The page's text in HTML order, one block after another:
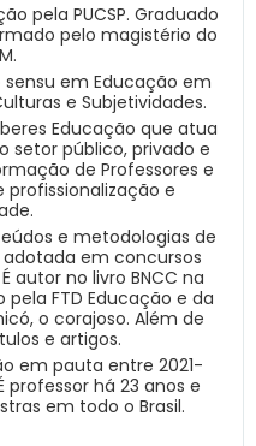
pela PUCSP. Graduado
pelo magistério do
em Educação em
e Subjetividades.
Educação que atua
setor público, privado e
de Professores e
profissionalização e
e metodologias de
adotada em concursos
autor no livro BNCC na
FTD Educação e da
o corajoso. Além de
e artigos.
em pauta entre 2021-
professor há 23 anos e
em todo o Brasil.